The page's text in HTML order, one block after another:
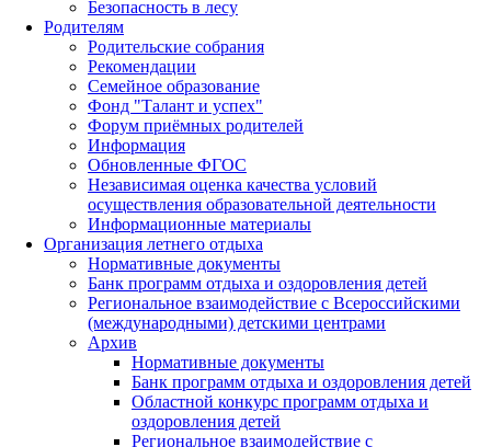
Безопасность в лесу
Родителям
Родительские собрания
Рекомендации
Семейное образование
Фонд "Талант и успех"
Форум приёмных родителей
Информация
Обновленные ФГОС
Независимая оценка качества условий
осуществления образовательной деятельности
Информационные материалы
Организация летнего отдыха
Нормативные документы
Банк программ отдыха и оздоровления детей
Региональное взаимодействие с Всероссийскими
(международными) детскими центрами
Архив
Нормативные документы
Банк программ отдыха и оздоровления детей
Областной конкурс программ отдыха и
оздоровления детей
Региональное взаимодействие с